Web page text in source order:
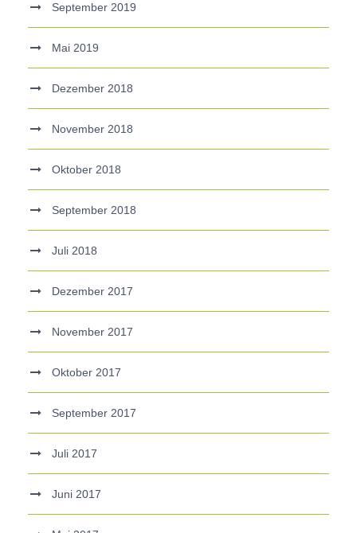
September 2019
Mai 2019
Dezember 2018
November 2018
Oktober 2018
September 2018
Juli 2018
Dezember 2017
November 2017
Oktober 2017
September 2017
Juli 2017
Juni 2017